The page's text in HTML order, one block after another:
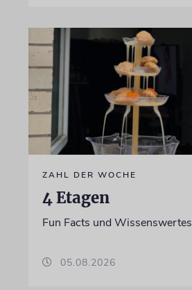
ZAHL DER WOCHE
4 Etagen
Fun Facts und Wissenswertes
05.08.2026